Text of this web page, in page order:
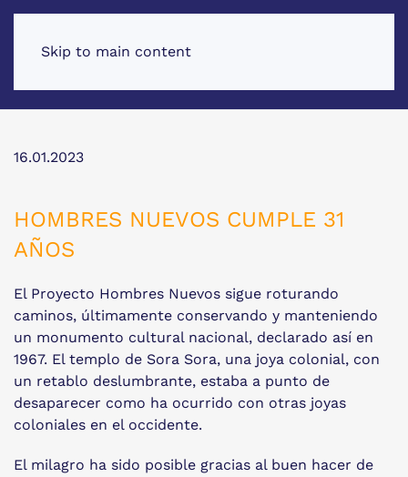
Skip to main content
16.01.2023
HOMBRES NUEVOS CUMPLE 31
AÑOS
El Proyecto Hombres Nuevos sigue roturando
caminos, últimamente conservando y manteniendo
un monumento cultural nacional, declarado así en
1967. El templo de Sora Sora, una joya colonial, con
un retablo deslumbrante, estaba a punto de
desaparecer como ha ocurrido con otras joyas
coloniales en el occidente.
El milagro ha sido posible gracias al buen hacer de